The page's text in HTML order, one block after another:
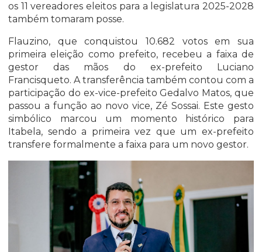
os 11 vereadores eleitos para a legislatura 2025-2028
também tomaram posse.
Flauzino, que conquistou 10.682 votos em sua
primeira eleição como prefeito, recebeu a faixa de
gestor das mãos do ex-prefeito Luciano
Francisqueto. A transferência também contou com a
participação do ex-vice-prefeito Gedalvo Matos, que
passou a função ao novo vice, Zé Sossai. Este gesto
simbólico marcou um momento histórico para
Itabela, sendo a primeira vez que um ex-prefeito
transfere formalmente a faixa para um novo gestor.